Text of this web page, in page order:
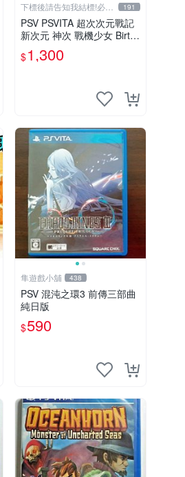
下標後請告知我結標!必看
關於我
191
PSV PSVITA 超次次元戰記
新次元 神次 戰機少女 Birth
1 & 2 & 鋼彈破壞者2 鋼彈創
壞者2 中文版
$1,300
隼遊戲小舖 438
PSV 混沌之環3 前傳三部曲
純日版
$590